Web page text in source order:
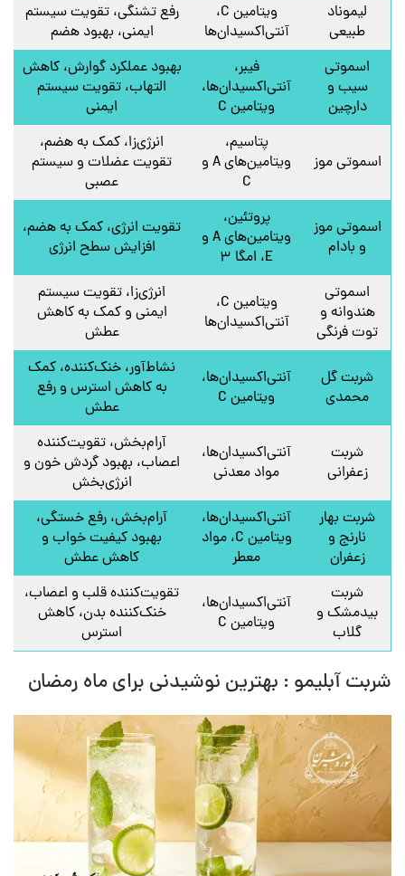
لیموناد
طبیعی
ویتامین C،
آنتی‌اکسیدان‌ها
رفع تشنگی، تقویت سیستم
ایمنی، بهبود هضم
اسموتی
سیب و
دارچین
فیبر،
آنتی‌اکسیدان‌ها،
ویتامین C
بهبود عملکرد گوارش، کاهش
التهاب، تقویت سیستم
ایمنی
اسموتی موز
پتاسیم،
ویتامین‌های A و
C
انرژی‌زا، کمک به هضم،
تقویت عضلات و سیستم
عصبی
اسموتی موز
و بادام
پروتئین،
ویتامین‌های A و
E، امگا ۳
تقویت انرژی، کمک به هضم،
افزایش سطح انرژی
اسموتی
هندوانه و
توت فرنگی
ویتامین C،
آنتی‌اکسیدان‌ها
انرژی‌زا، تقویت سیستم
ایمنی و کمک به کاهش
عطش
شربت گل
محمدی
آنتی‌اکسیدان‌ها،
ویتامین C
نشاط‌آور، خنک‌کننده، کمک
به کاهش استرس و رفع
عطش
شربت
زعفرانی
آنتی‌اکسیدان‌ها،
مواد معدنی
آرام‌بخش، تقویت‌کننده
اعصاب، بهبود گردش خون و
انرژی‌بخش
شربت بهار
نارنج و
زعفران
آنتی‌اکسیدان‌ها،
ویتامین C، مواد
معطر
آرام‌بخش، رفع خستگی،
بهبود کیفیت خواب و
کاهش عطش
شربت
بیدمشک و
گلاب
آنتی‌اکسیدان‌ها،
ویتامین C
تقویت‌کننده قلب و اعصاب،
خنک‌کننده بدن، کاهش
استرس
شربت آبلیمو : بهترین نوشیدنی برای ماه رمضان